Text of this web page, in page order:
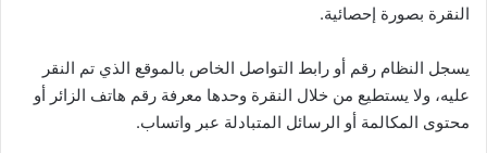
النقرة بصورة إحصائية.
يسجل النظام رقم أو رابط التواصل الخاص بالموقع الذي تم النقر
عليه، ولا يستطيع من خلال النقرة وحدها معرفة رقم هاتف الزائر أو
محتوى المكالمة أو الرسائل المتبادلة عبر واتساب.